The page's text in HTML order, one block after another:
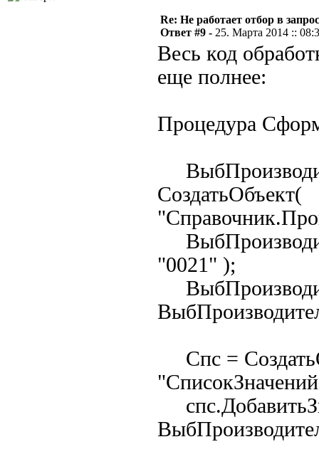
Re: Не работает отбор в
Ответ #9 - 25. Марта 2014 ::
Весь код
еще полнее:
Процедура
СоздатьОбъект(
"0021" );
Спс =